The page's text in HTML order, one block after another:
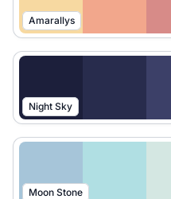
Amarallys
Night Sky
Moon Stone